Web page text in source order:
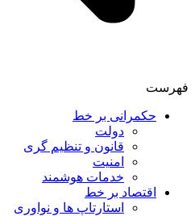
فهرست
حکمرانی بر خط
دولت
قانون و تنظیم گری
امنیت
خدمات هوشمند
اقتصاد بر خط
استارتاپ ها و نواوری